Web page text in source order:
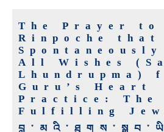
The Prayer to
Rinpoche that
All Wishes
Lhundrupma)
Guru’s Heart
Practice: The
Fulfilling